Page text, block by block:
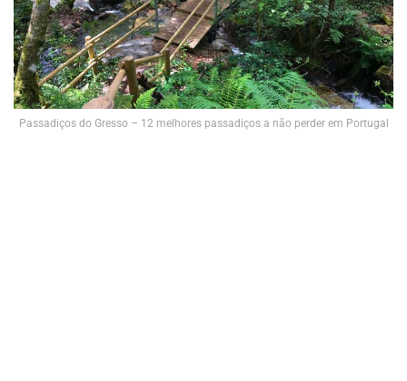
Passadiços do Gresso – 12 melhores passadiços a não perder em Portugal